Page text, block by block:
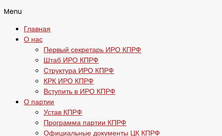
Menu
Главная
О нас
Первый секретарь ИРО КПРФ
Штаб ИРО КПРФ
Структура ИРО КПРФ
КРК ИРО КПРФ
Вступить в ИРО КПРФ
О партии
Устав КПРФ
Программа партии КПРФ
Официальные документы ЦК КПРФ